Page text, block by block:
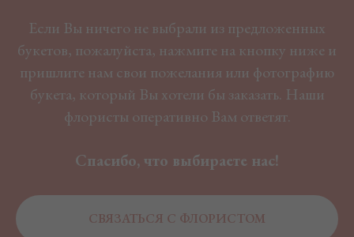
Если Вы ничего не выбрали из предложенных
букетов, пожалуйста, нажмите на кнопку ниже и
пришлите нам свои пожелания или фотографию
букета, который Вы хотели бы заказать. Наши
флористы оперативно Вам ответят.
Спасибо, что выбираете нас!
СВЯЗАТЬСЯ С ФЛОРИСТОМ